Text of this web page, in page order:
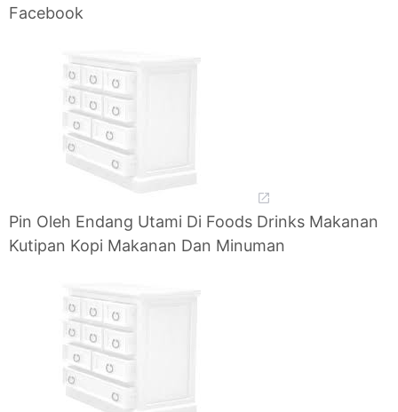
Facebook
Pin Oleh Endang Utami Di Foods Drinks Makanan
Kutipan Kopi Makanan Dan Minuman